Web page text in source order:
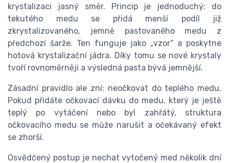
krystalizaci jasný směr. Princip je jednoduchý: do
tekutého medu se přidá menší podíl již
zkrystalizovaného, jemně pastovaného medu z
předchozí šarže. Ten funguje jako „vzor“ a poskytne
hotová krystalizační jádra. Díky tomu se nové krystaly
tvoří rovnoměrněji a výsledná pasta bývá jemnější.
Zásadní pravidlo ale zní: neočkovat do teplého medu.
Pokud přidáte očkovací dávku do medu, který je ještě
teplý po vytáčení nebo byl zahřátý, struktura
očkovacího medu se může narušit a očekávaný efekt
se zhorší.
Osvědčený postup je nechat vytočený med několik dní